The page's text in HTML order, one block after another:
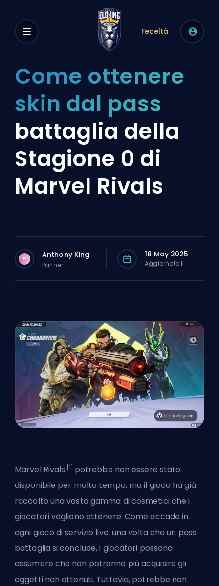
Fedeltà
Come ottenere
skin dal pass
battaglia della
Stagione 0 di
Marvel Rivals
A Anthony King
Partner
18 May 2025
Aggiornato il
Marvel Rivals [1]
potrebbe non essere stato
disponibile per molto tempo, ma il gioco ha già
raccolto una vasta gamma di cosmetici che i
giocatori vogliono ottenere. Come accade in
ogni gioco di servizio live, una volta che un pass
battaglia si conclude, i giocatori possono
assumere che non potranno più acquisire gli
oggetti non ottenuti. Tuttavia, potrebbe non